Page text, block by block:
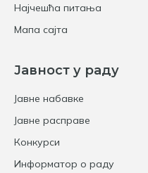
Најчешћа питања
Мапа сајта
Јавност у раду
Јавне набавке
Јавне расправе
Конкурси
Информатор о раду